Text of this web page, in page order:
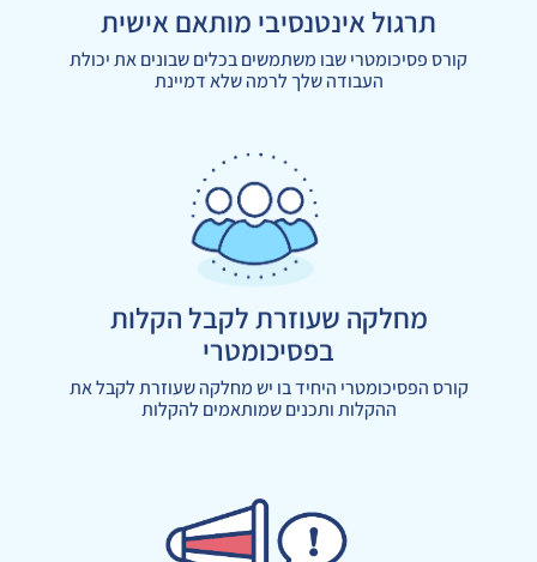
תרגול אינטנסיבי מותאם אישית
קורס פסיכומטרי שבו משתמשים בכלים שבונים את יכולת
העבודה שלך לרמה שלא דמיינת
מחלקה שעוזרת לקבל הקלות
בפסיכומטרי
קורס הפסיכומטרי היחיד בו יש מחלקה שעוזרת לקבל את
ההקלות ותכנים שמותאמים להקלות